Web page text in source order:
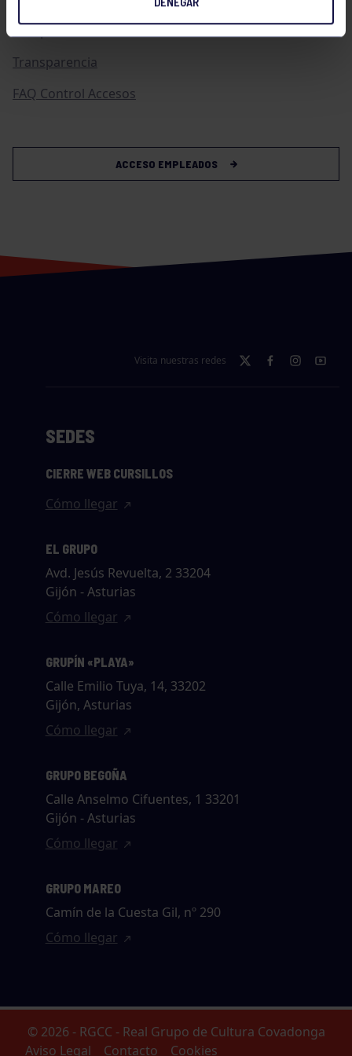
Compras
Transparencia
FAQ Control Accesos
ACCESO EMPLEADOS
Visita nuestras redes
SEDES
CIERRE WEB CURSILLOS
Cómo llegar
EL GRUPO
Avd. Jesús Revuelta, 2 33204
Gijón - Asturias
Cómo llegar
GRUPÍN «PLAYA»
Calle Emilio Tuya, 14, 33202
Gijón, Asturias
Cómo llegar
GRUPO BEGOÑA
Calle Anselmo Cifuentes, 1 33201
Gijón - Asturias
Cómo llegar
GRUPO MAREO
Camín de la Cuesta Gil, nº 290
Cómo llegar
© 2026 - RGCC - Real Grupo de Cultura Covadonga
Aviso Legal
Contacto Cookies